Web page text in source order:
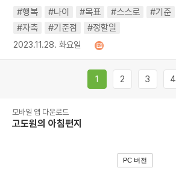
#행복 #나이 #목표 #스스로 #기준
#자축
#기준점 #정할일
2023.11.28. 화요일
1 2 3 4
모바일 앱 다운로드
고도원의 아침편지
PC 버전